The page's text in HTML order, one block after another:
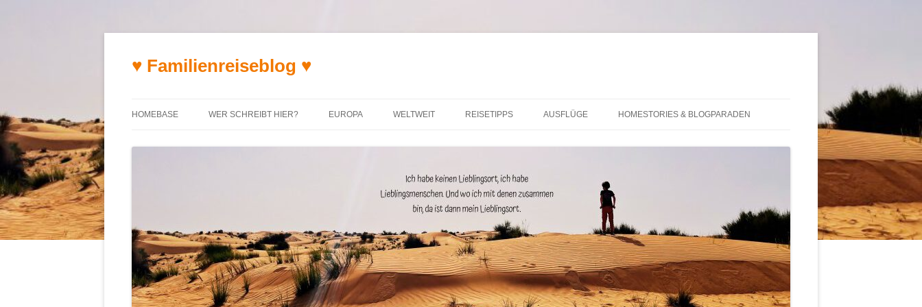
♥ Familienreiseblog ♥
HOMEBASE WER SCHREIBT HIER? EUROPA WELTWEIT REISETIPPS AUSFLÜGE HOMESTORIES & BLOGPARADEN